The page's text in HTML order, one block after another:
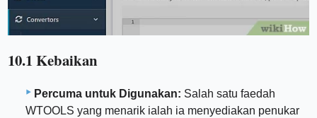
10.1 Kebaikan
Percuma untuk Digunakan: Salah satu faedah
WTOOLS yang menarik ialah ia menyediakan penukar